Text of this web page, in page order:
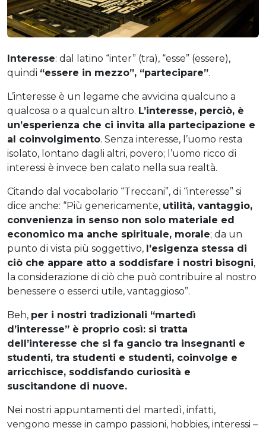
Interesse: dal latino “inter” (tra), “esse” (essere),
quindi “essere in mezzo”, “partecipare”.
L’interesse è un legame che avvicina qualcuno a
qualcosa o a qualcun altro. L’interesse, perciò, è
un’esperienza che ci invita alla partecipazione e
al coinvolgimento. Senza interesse, l’uomo resta
isolato, lontano dagli altri, povero; l’uomo ricco di
interessi è invece ben calato nella sua realtà.
Citando dal vocabolario “Treccani”, di “interesse” si
dice anche: “Più genericamente, utilità, vantaggio,
convenienza in senso non solo materiale ed
economico ma anche spirituale, morale; da un
punto di vista più soggettivo, l’esigenza stessa di
ciò che appare atto a soddisfare i nostri bisogni,
la considerazione di ciò che può contribuire al nostro
benessere o esserci utile, vantaggioso”.
Beh, per i nostri tradizionali “martedì
d’interesse” è proprio così: si tratta
dell’interesse che si fa gancio tra insegnanti e
studenti, tra studenti e studenti, coinvolge e
arricchisce, soddisfando curiosità e
suscitandone di nuove.
Nei nostri appuntamenti del martedì, infatti,
vengono messe in campo passioni, hobbies, interessi –